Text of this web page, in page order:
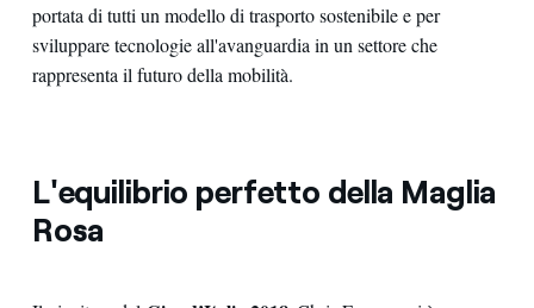
portata di tutti un modello di trasporto sostenibile e per
sviluppare tecnologie all'avanguardia in un settore che
rappresenta il futuro della mobilità.
L'equilibrio perfetto della Maglia
Rosa